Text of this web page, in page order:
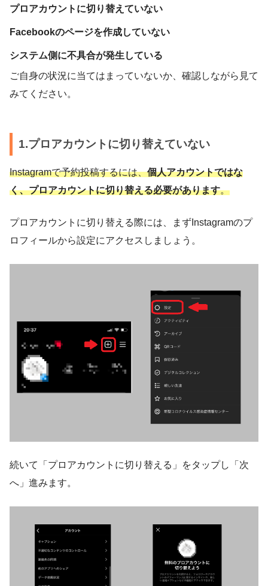
プロアカウントに切り替えていない
Facebookのページを作成していない
システム側に不具合が発生している
ご自身の状況に当てはまっていないか、確認しながら見て
みてください。
1.プロアカウントに切り替えていない
Instagramで予約投稿するには、個人アカウントではな
く、プロアカウントに切り替える必要があります。
プロアカウントに切り替える際には、まずInstagramのプ
ロフィールから設定にアクセスしましょう。
続いて「プロアカウントに切り替える」をタップし「次
へ」進みます。